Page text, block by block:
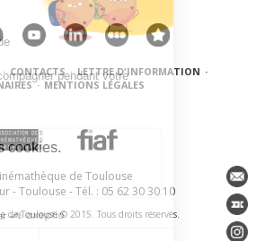
· CONTACTS · LETTRE D'INFORMATION ·
· MENTIONS LÉGALES
de Toulouse
- Toulouse - Tél. : 05 62 30 30 10
de Toulouse © 2015. Tous droits réservés.